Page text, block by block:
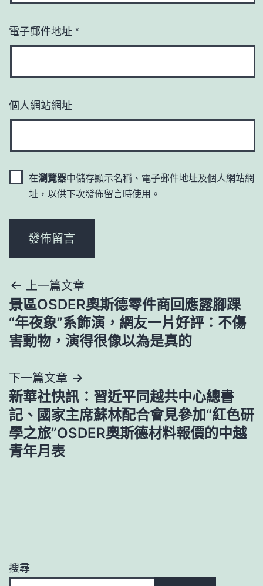
電子郵件地址 *
個人網站網址
在瀏覽器中儲存顯示名稱、電子郵件地址及個人網站網
址，以供下次發佈留言時使用。
文
章
導
覽
上一篇文章
景區OSDER奧斯德零件商回應露腳踝
“年夜象”系飾演，網友一片好評：不傷
害動物，演得很像以為是真的
下一篇文章
新華社快訊：習近平同越共中心總書
記、國家主席蘇林配合會見參加“紅色研
學之旅”OSDER奧斯德材料報價的中越
青年月表
搜尋